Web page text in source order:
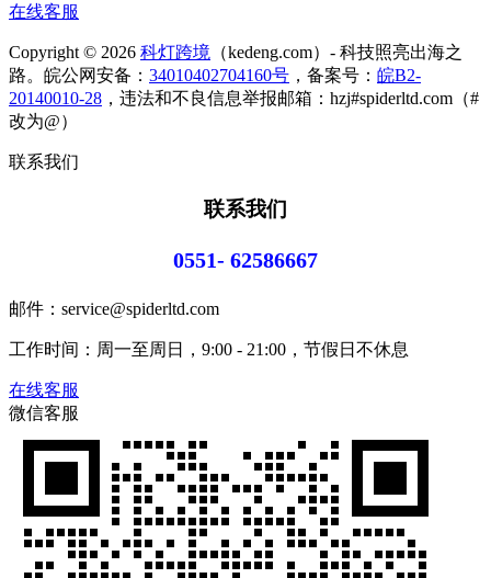
在线客服
Copyright © 2026 科灯跨境 （kedeng.com）- 科技照亮出海之
路。皖公网安备： 34010402704160号 ，备案号： 皖B2-
20140010-28 ，违法和不良信息举报邮箱：hzj#spiderltd.com（#
改为@）
联系我们
联系我们
0551- 62586667
邮件：service@spiderltd.com
工作时间：周一至周日，9:00 - 21:00，节假日不休息
在线客服
微信客服